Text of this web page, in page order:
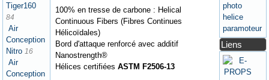
Tiger160
84
Air
Conception
Nitro 16
Air
Conception
100% en tresse de carbone : Helical
Continuous Fibers (Fibres Continues
Hélicoïdales)
Bord d'attaque renforcé avec additif
Nanostrength®
Hélices certifiéesASTM F2506-13
Liens